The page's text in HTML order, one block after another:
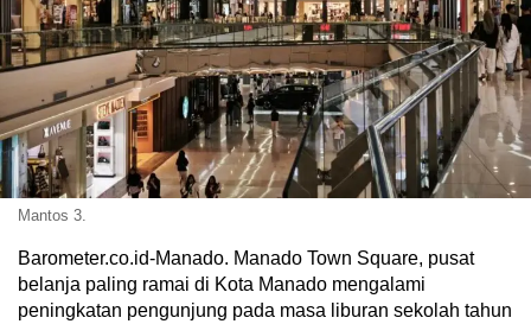
Mantos 3.
Barometer.co.id-Manado. Manado Town Square, pusat
belanja paling ramai di Kota Manado mengalami
peningkatan pengunjung pada masa liburan sekolah tahun